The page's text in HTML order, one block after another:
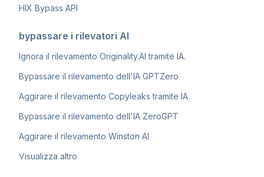
HIX Bypass API
bypassare i rilevatori AI
Ignora il rilevamento Originality.AI tramite IA.
Bypassare il rilevamento dell'IA GPTZero
Aggirare il rilevamento Copyleaks tramite IA
Bypassare il rilevamento dell'IA ZeroGPT
Aggirare il rilevamento Winston AI
Visualizza altro